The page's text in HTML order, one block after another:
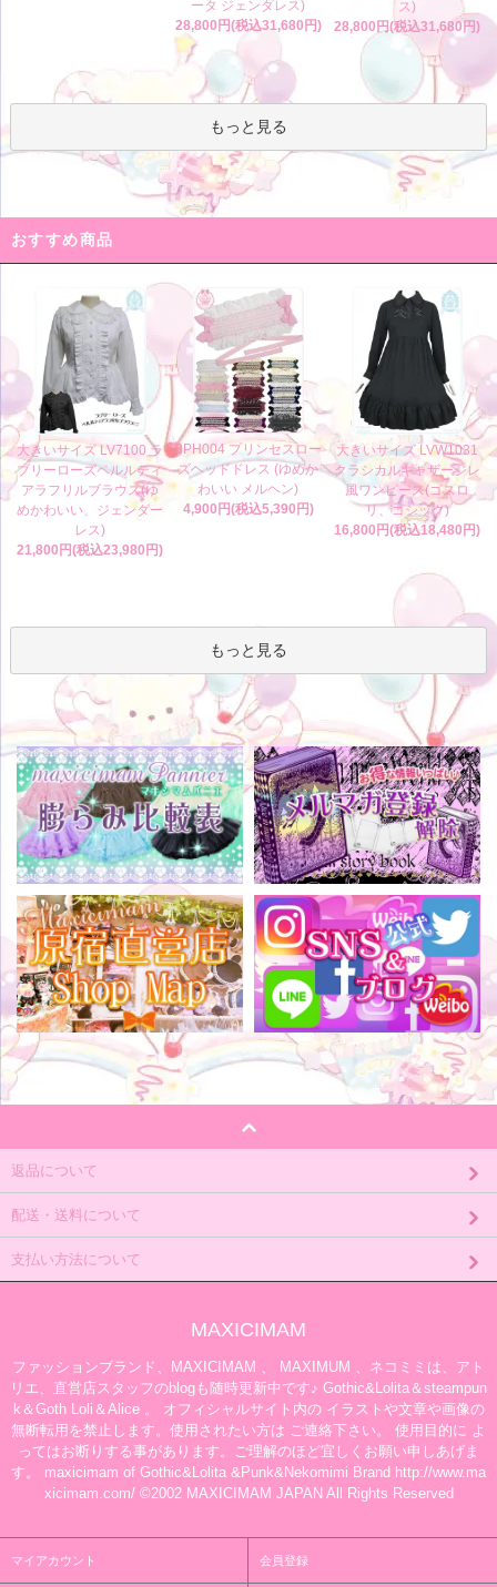
ータ ジェンダレス)
28,800円(税込31,680円)
ス)
28,800円(税込31,680円)
もっと見る
おすすめ商品
大きいサイズ LV7100 ラ
ブリーローズペルルティ
アラフリルブラウス(ゆ
めかわいい、ジェンダー
レス)
21,800円(税込23,980円)
8PH004 プリンセスロー
ズヘッドドレス (ゆめか
わいい メルヘン)
4,900円(税込5,390円)
大きいサイズ LVW1031
クラシカルギャザージレ
風ワンピース(ゴスロ
リ、ゴシック)
16,800円(税込18,480円)
もっと見る
返品について
配送・送料について
支払い方法について
MAXICIMAM
ファッションブランド、MAXICIMAM 、 MAXIMUM 、ネコミミは、アト
リエ、直営店スタッフのblogも随時更新中です♪ Gothic&Lolita＆steampun
k＆Goth Loli＆Alice 。 オフィシャルサイト内の イラストや文章や画像の
無断転用を禁止します。使用されたい方は ご連絡下さい。 使用目的に よ
ってはお断りする事があります。ご理解のほど宜しくお願い申しあげま
す。 maxicimam of Gothic&Lolita &Punk&Nekomimi Brand http://www.ma
xicimam.com/ ©2002 MAXICIMAM JAPAN All Rights Reserved
マイアカウント 会員登録